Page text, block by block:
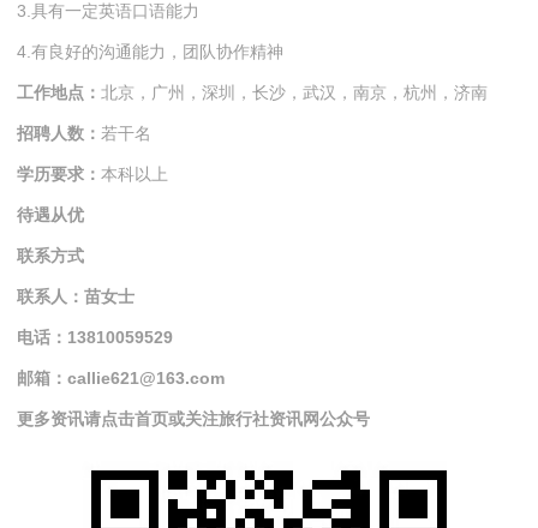
3.具有一定英语口语能力
4.有良好的沟通能力，团队协作精神
工作地点： 北京，广州，深圳，长沙，武汉，南京，杭州，济南
招聘人数： 若干名
学历要求： 本科以上
待遇从优
联系方式
联系人：苗女士
电话：13810059529
邮箱：callie621@163.com
更多资讯请点击首页或关注旅行社资讯网公众号